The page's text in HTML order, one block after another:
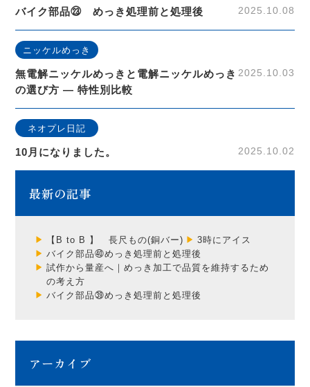
バイク部品㉓ めっき処理前と処理後 2025.10.08
ニッケルめっき
無電解ニッケルめっきと電解ニッケルめっき
の選び方 ― 特性別比較
2025.10.03
ネオプレ日記
10月になりました。 2025.10.02
最新の記事
【B to B 】 長尺もの(銅バー)
3時にアイス
バイク部品㊵めっき処理前と処理後
試作から量産へ｜めっき加工で品質を維持するため
の考え方
バイク部品㊴めっき処理前と処理後
アーカイブ